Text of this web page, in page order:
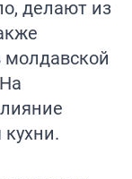
делают из
молдавской
кухни.